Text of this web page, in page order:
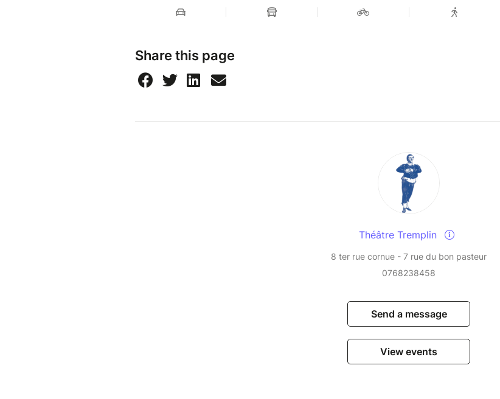
Share this page
Théâtre Tremplin
8 ter rue cornue - 7 rue du bon pasteur
0768238458
Send a message
View events